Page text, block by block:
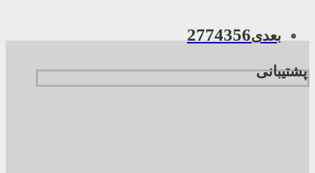
بعدی2774356
پشتیبانی